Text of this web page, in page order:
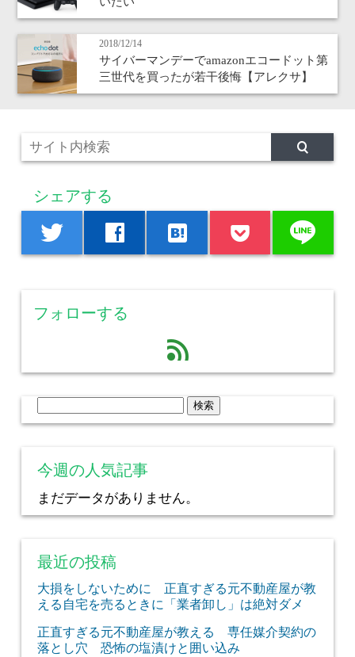
2018/12/14
サイバーマンデーでamazonエコードット第
三世代を買ったが若干後悔【アレクサ】
シェアする
twitter facebook hatenabookmark line
フォローする
feed
索:
今週の人気記事
まだデータがありません。
最近の投稿
大損をしないために 正直すぎる元不動産屋が教
える自宅を売るときに「業者卸し」は絶対ダメ
正直すぎる元不動産屋が教える 専任媒介契約の
落とし穴 恐怖の塩漬けと囲い込み